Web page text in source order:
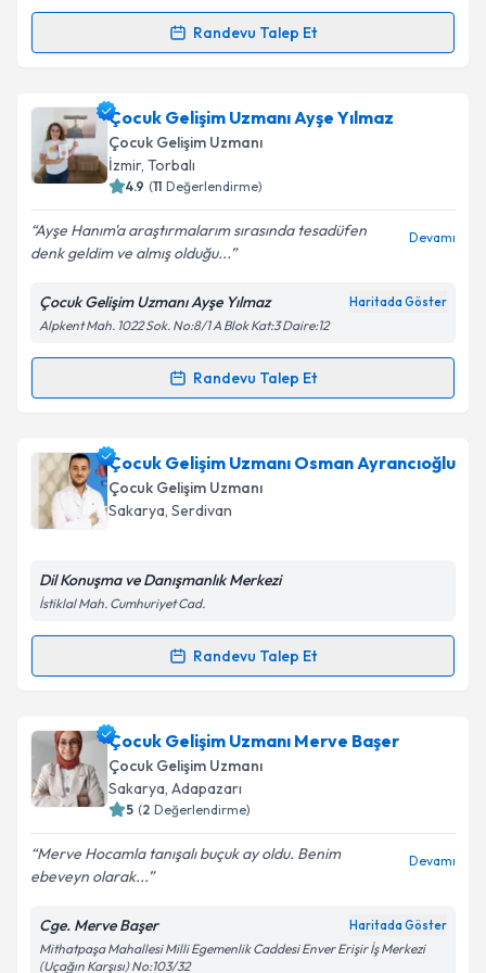
Kişisel verilerimin işlenmesine ilişkin
Metni'ni okudum ve kişisel verilerimin belirtilen
Takvim Talebini Gönder
Randevu Talep Et
Randevu Takvimi Talebi
Çocuk Gelişim Uzmanı Zeynep Yılmaziçin randevu
takvimi talebi oluşturun. Size bu uzmandan randevu
almanız için bir takvim hazırlandığında e-posta ile
bilgilendireceğiz.
E-posta Adresiniz
Kişisel verilerimin işlenmesine ilişkin
Metni'ni okudum ve kişisel verilerimin belirtilen
kapsamda işlenmesini kabul ediyorum.
Çocuk Gelişim Uzmanı Ayşe Yılmaz
Çocuk Gelişim Uzmanı
İzmir, Torbalı
4.9 (11 Değerlendirme)
Ayşe Hanım'a araştırmalarım sırasında tesadüfen
denk geldim ve almış olduğu...
Devamı
Çocuk Gelişim Uzmanı Ayşe Yılmaz Haritada Göster
Alpkent Mah. 1022 Sok. No:8/1 A Blok Kat:3 Daire:12
Randevu Talep Et
Randevu Takvimi Talebi
Çocuk Gelişim Uzmanı Ayşe Yılmaziçin randevu
takvimi talebi oluşturun. Size bu uzmandan randevu
almanız için bir takvim hazırlandığında e-posta ile
bilgilendireceğiz.
Kişisel verilerimin işlenmesine ilişkinAydınlatma
kapsamda işlenmesini kabul ediyorum.
Takvim Talebini Gönder
Çocuk Gelişim Uzmanı Osman Ayrancıoğlu
Çocuk Gelişim Uzmanı
Sakarya, Serdivan
Dil Konuşma ve Danışmanlık Merkezi
İstiklal Mah. Cumhuriyet Cad.
Randevu Talep Et
Randevu Takvimi Talebi
Çocuk Gelişim Uzmanı Osman Ayrancıoğluiçin
randevu takvimi talebi oluşturun. Size bu uzmandan
randevu almanız için bir takvim hazırlandığında e-
posta ile bilgilendireceğiz.
E-posta Adresiniz
Kişisel verilerimin işlenmesine ilişkinAydınlatma
Çocuk Gelişim Uzmanı Merve Başer
Çocuk Gelişim Uzmanı
Sakarya, Adapazarı
5 (2 Değerlendirme)
Merve Hocamla tanışalı buçuk ay oldu. Benim
ebeveyn olarak...
Devamı
Cge. Merve Başer Haritada Göster
Mithatpaşa Mahallesi Milli Egemenlik Caddesi Enver Erişir İş Merkezi
(Uçağın Karşısı) No:103/32